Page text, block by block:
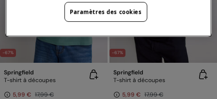
-67%
Springfield
T-shirt à découpes
5,99 € 17,99 €
-67%
Springfield
T-shirt à découpes
5,99 € 17,99 €
Paramètres des cookies